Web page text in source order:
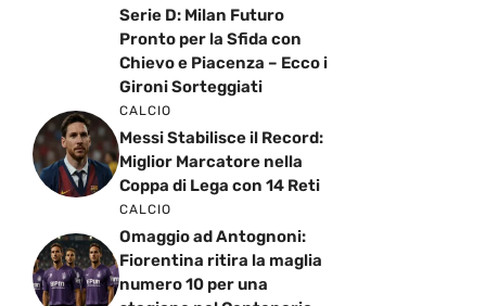
Serie D: Milan Futuro
Pronto per la Sfida con
Chievo e Piacenza – Ecco i
Gironi Sorteggiati
CALCIO
Messi Stabilisce il Record:
Miglior Marcatore nella
Coppa di Lega con 14 Reti
CALCIO
Omaggio ad Antognoni:
Fiorentina ritira la maglia
numero 10 per una